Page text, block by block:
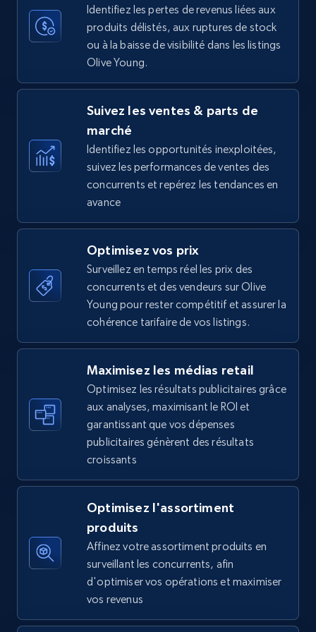
35.2K+ 5.7K+ Commencer
rating object, Product rating max, Rating,
Author name, Asin, and more.
7.4K+ 870+ Commencer
URL, Final price, Sku, Currency, Gtin,
Specifications, Image urls, Top reviews, and
more.
875+ Commencer
Walmart - products - Find new products by
using specific category URL
URL, Final price, Sku, Currency, Gtin,
Specifications, Image urls, Top reviews, and
875+ Commencer
Walmart - products - Collects products by
specific keywords
Specifications, Image urls, Top reviews, and
Identifiez les pertes de revenus liées aux
produits délistés, aux ruptures de stock
ou à la baisse de visibilité dans les listings
Olive Young.
Suivez les ventes & parts de
marché
Identifiez les opportunités inexploitées,
suivez les performances de ventes des
concurrents et repérez les tendances en
avance
Optimisez vos prix
Surveillez en temps réel les prix des
concurrents et des vendeurs sur Olive
Young pour rester compétitif et assurer la
cohérence tarifaire de vos listings.
Maximisez les médias retail
Optimisez les résultats publicitaires grâce
aux analyses, maximisant le ROI et
garantissant que vos dépenses
publicitaires génèrent des résultats
croissants
Optimisez l'assortiment
produits
Affinez votre assortiment produits en
surveillant les concurrents, afin
d'optimiser vos opérations et maximiser
vos revenus